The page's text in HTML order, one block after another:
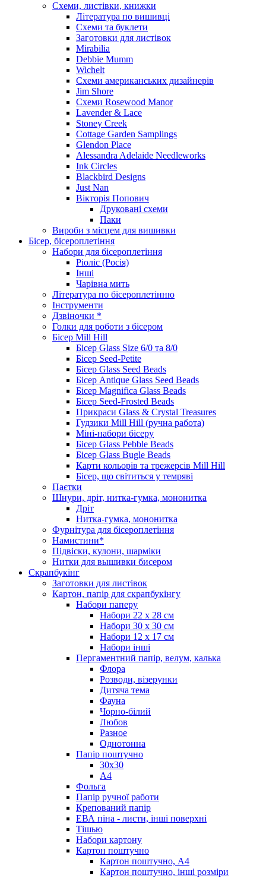
Схеми, листівки, книжки
Література по вишивці
Схеми та буклети
Заготовки для листівок
Mirabilia
Debbie Mumm
Wichelt
Схеми американських дизайнерів
Jim Shore
Cхеми Rosewood Manor
Lavender & Lace
Stoney Creek
Cottage Garden Samplings
Glendon Place
Alessandra Adelaide Needleworks
Ink Circles
Blackbird Designs
Just Nan
Вікторія Попович
Друковані схеми
Паки
Вироби з місцем для вишивки
Бісер, бісероплетіння
Набори для бісероплетіння
Ріоліс (Росія)
Інші
Чарівна мить
Література по бісероплетінню
Інструменти
Дзвіночки *
Голки для роботи з бісером
Бісер Mill Hill
Бісер Glass Size 6/0 та 8/0
Бісер Seed-Petite
Бісер Glass Seed Beads
Бісер Antique Glass Seed Beads
Бісер Magnifica Glass Beads
Бісер Seed-Frosted Beads
Прикраси Glass & Crystal Treasures
Гудзики Mill Hill (ручна работа)
Міні-набори бісеру
Бісер Glass Pebble Beads
Бісер Glass Bugle Beads
Карти кольорів та трежерсів Mill Hill
Бісер, що світиться у темряві
Паєтки
Шнури, дріт, нитка-гумка, мононитка
Дріт
Нитка-гумка, мононитка
Фурнітура для бісероплетіння
Намистини*
Підвіски, кулони, шарміки
Нитки для вышивки бисером
Скрапбукінг
Заготовки для листівок
Картон, папір для скрапбукінгу
Набори паперу
Набори 22 х 28 см
Набори 30 х 30 см
Набори 12 х 17 см
Набори інші
Пергаментний папір, велум, калька
Флора
Розводи, візерунки
Дитяча тема
Фауна
Чорно-білий
Любов
Разное
Однотонна
Папір поштучно
30х30
А4
Фольга
Папір ручної работи
Крепований папір
ЕВА піна - листи, інші поверхні
Тішью
Набори картону
Картон поштучно
Картон поштучно, А4
Картон поштучно, інші розміри